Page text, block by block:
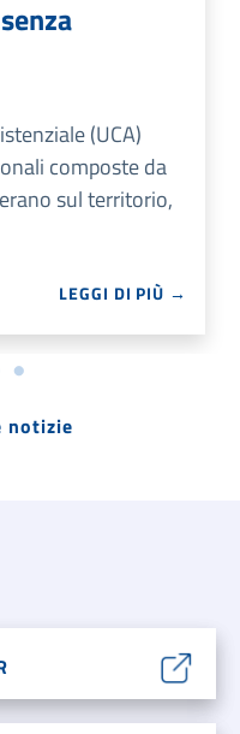
(UCA)
composte da
sul territorio,
LEGGI DI PIÙ →
notizie